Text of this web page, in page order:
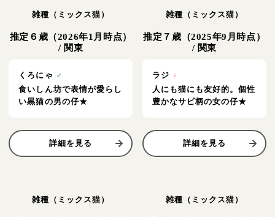
雑種（ミックス猫）
推定６歳（2026年1月時点）
/ 関東
くろにゃ ♂
食いしん坊で表情が愛らし
い黒猫の男の仔★
詳細を見る
雑種（ミックス猫）
推定７歳（2025年9月時点）
/ 関東
ラジ ♀
人にも猫にも友好的。個性
豊かなサビ柄の女の仔★
詳細を見る
雑種（ミックス猫） 雑種（ミックス猫）